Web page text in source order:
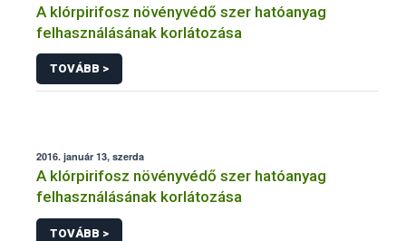
A klórpirifosz növényvédő szer hatóanyag
felhasználásának korlátozása
TOVÁBB >
2016. január 13, szerda
A klórpirifosz növényvédő szer hatóanyag
felhasználásának korlátozása
TOVÁBB >